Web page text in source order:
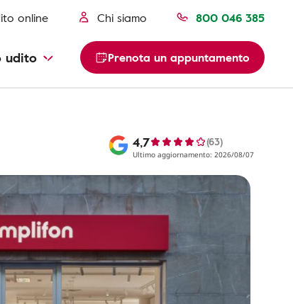
online Chi siamo 800 046 385
udito Prenota un appuntamento
4,7 (63)
Ultimo aggiornamento: 2026/08/07